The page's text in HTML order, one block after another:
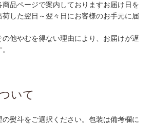
品ページで案内しておりますお届け日を
荷した翌日～翌々日にお客様のお手元に届
他やむを得ない理由により、お届けが遅
いて
熨斗をご選択ください。包装は備考欄に